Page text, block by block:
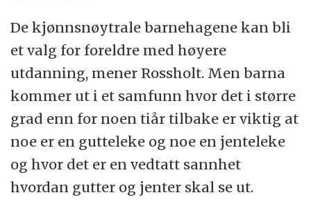
De kjønnsnøytrale barnehagene kan bli
et valg for foreldre med høyere
utdanning, mener Rossholt. Men barna
kommer ut i et samfunn hvor det i større
grad enn for noen tiår tilbake er viktig at
noe er en gutteleke og noe en jenteleke
og hvor det er en vedtatt sannhet
hvordan gutter og jenter skal se ut.